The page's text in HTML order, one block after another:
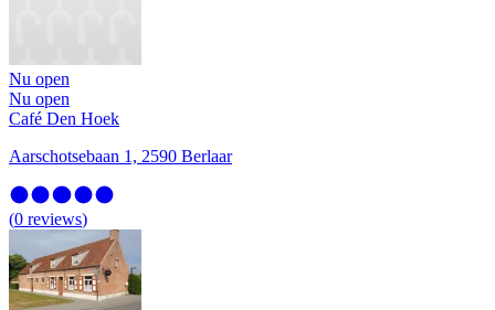
Nu open
Nu open
Café Den Hoek
Aarschotsebaan 1, 2590 Berlaar
(0 reviews)